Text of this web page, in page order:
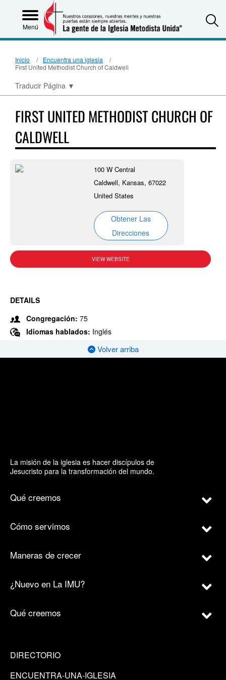
Menú
Inicio
Encuentra una iglesia
First United Methodist Church of Caldwell
Traducir Página ▼
FIRST UNITED METHODIST CHURCH OF
CALDWELL
100 W Central
Caldwell, Kansas, 67022
United States
Obtener Las
Direcciones
VIEW WEBSITE
DETAILS
Congregación: 75
Idiomas hablados: Inglés
Volver arriba
La misión de la iglesia es hacer discípulos de
Jesucristo para la transformación del mundo.
Qué creemos
Cómo servimos
Maneras de crecer
¿Nuevo en La IMU?
Qué creemos
DIRECTORIO
ENCUENTRA-UNA-IGLESIA